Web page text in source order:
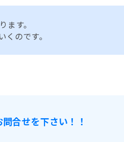
す。
のです。
合せを下さい！！